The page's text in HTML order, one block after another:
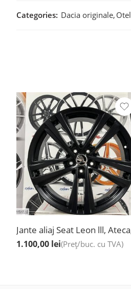
Categories: Dacia originale, Otel
1.100,00 lei(Preț/buc. cu TVA)